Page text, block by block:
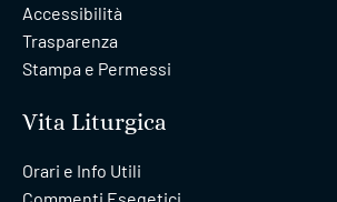
Accessibilità
Trasparenza
Stampa e Permessi
Vita Liturgica
Orari e Info Utili